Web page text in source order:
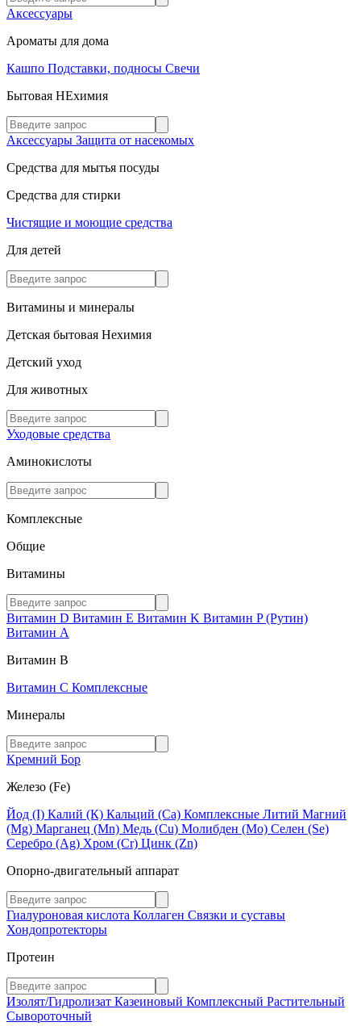
Аксессуары
Ароматы для дома
Кашпо Подставки, подносы Свечи
Бытовая НЕхимия
Аксессуары Защита от насекомых
Средства для мытья посуды
Средства для стирки
Чистящие и моющие средства
Для детей
Витамины и минералы
Детская бытовая Нехимия
Детский уход
Для животных
Уходовые средства
Аминокислоты
Комплексные
Общие
Витамины
Витамин D Витамин E Витамин K Витамин P (Рутин)
Витамин А
Витамин В
Витамин C Комплексные
Минералы
Кремний Бор
Железо (Fe)
Йод (I) Калий (К) Кальций (Са) Комплексные Литий Магний
(Mg) Марганец (Mn) Медь (Сu) Молибден (Мо) Селен (Se)
Серебро (Ag) Хром (Cr) Цинк (Zn)
Опорно-двигательный аппарат
Гиалуроновая кислота Коллаген Связки и суставы
Хондопротекторы
Протеин
Изолят/Гидролизат Казеиновый Комплексный Растительный
Сывороточный